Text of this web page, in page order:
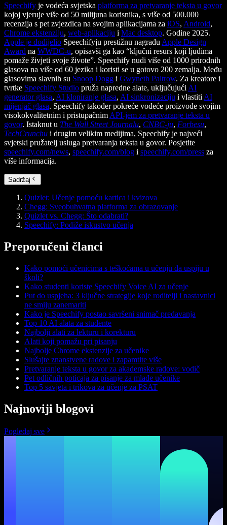
Speechify je vodeća svjetska platforma za pretvaranje teksta u govor
kojoj vjeruje više od 50 milijuna korisnika, s više od 500.000
recenzija s pet zvjezdica na svojim aplikacijama za iOS, Android,
Chrome ekstenziju, web-aplikaciju i Mac desktop. Godine 2025.
Apple je dodijelio Speechifyju prestižnu nagradu Apple Design
Award na WWDC-u, opisavši ga kao “ključni resurs koji ljudima
pomaže živjeti svoje živote”. Speechify nudi više od 1000 prirodnih
glasova na više od 60 jezika i koristi se u gotovo 200 zemalja. Među
glasovima slavnih su Snoop Dogg i Gwyneth Paltrow. Za kreatore i
tvrtke Speechify Studio pruža napredne alate, uključujući AI
generator glasa, AI kloniranje glasa, AI sinkronizaciju i vlastiti AI
mijenjač glasa. Speechify također pokreće vodeće proizvode svojim
visokokvalitetnim i pristupačnim API-jem za pretvaranje teksta u
govor. Istaknut u The Wall Street Journalu, CNBC-ju, Forbesu,
TechCrunchu i drugim velikim medijima, Speechify je najveći
svjetski pružatelj usluga pretvaranja teksta u govor. Posjetite
speechify.com/news, speechify.com/blog i speechify.com/press za
više informacija.
Sadržaj
Quizlet: Učenje pomoću kartica i kvizova
Chegg: Sveobuhvatna platforma za obrazovanje
Quizlet vs. Chegg: Što odabrati?
Speechify: Podiže iskustvo učenja
Preporučeni članci
Kako pomoći učenicima s teškoćama u učenju da uspiju u
školi?
Kako studenti koriste Speechify Voice AI za učenje
Put do uspjeha: 3 ključne strategije koje roditelji i nastavnici
ne smiju zanemariti
Kako je Speechify postao savršeni snimač predavanja
Top 10 AI alata za studente
Najbolji alati za lekturu i korekturu
Alati koji pomažu pri pisanju
Najbolje Chrome ekstenzije za učenike
Slušajte znanstvene radove i zapamtite više
Pretvaranje teksta u govor za akademske radove: vodič
Pet odličnih poticaja za pisanje za mlađe učenike
Top 5 savjeta i trikova za učenje za PSAT
Najnoviji blogovi
Pogledaj sve